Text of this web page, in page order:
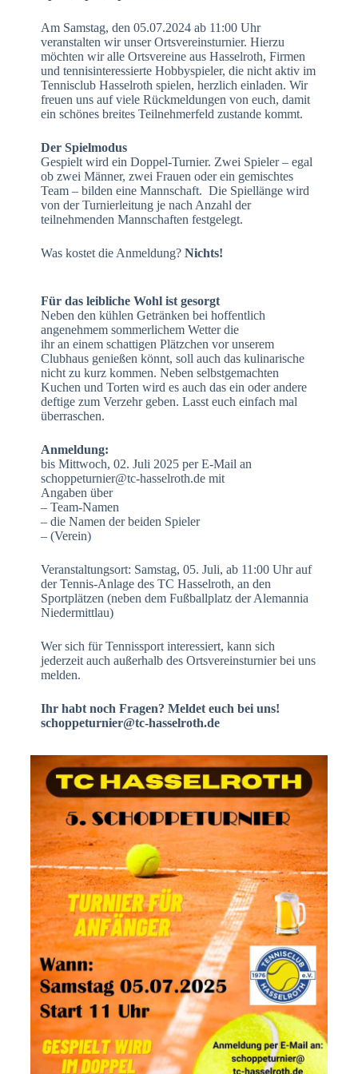
Am Samstag, den 05.07.2024 ab 11:00 Uhr
veranstalten wir unser Ortsvereinsturnier. Hierzu
möchten wir alle Ortsvereine aus Hasselroth, Firmen
und tennisinteressierte Hobbyspieler, die nicht aktiv im
Tennisclub Hasselroth spielen, herzlich einladen. Wir
freuen uns auf viele Rückmeldungen von euch, damit
ein schönes breites Teilnehmerfeld zustande kommt.
Der Spielmodus
Gespielt wird ein Doppel-Turnier. Zwei Spieler – egal
ob zwei Männer, zwei Frauen oder ein gemischtes
Team – bilden eine Mannschaft. Die Spiellänge wird
von der Turnierleitung je nach Anzahl der
teilnehmenden Mannschaften festgelegt.
Was kostet die Anmeldung? Nichts!
Für das leibliche Wohl ist gesorgt
Neben den kühlen Getränken bei hoffentlich
angenehmem sommerlichem Wetter die
ihr an einem schattigen Plätzchen vor unserem
Clubhaus genießen könnt, soll auch das kulinarische
nicht zu kurz kommen. Neben selbstgemachten
Kuchen und Torten wird es auch das ein oder andere
deftige zum Verzehr geben. Lasst euch einfach mal
überraschen.
Anmeldung:
bis Mittwoch, 02. Juli 2025 per E-Mail an
schoppeturnier@tc-hasselroth.de mit
Angaben über
– Team-Namen
– die Namen der beiden Spieler
– (Verein)
Veranstaltungsort: Samstag, 05. Juli, ab 11:00 Uhr auf
der Tennis-Anlage des TC Hasselroth, an den
Sportplätzen (neben dem Fußballplatz der Alemannia
Niedermittlau)
Wer sich für Tennissport interessiert, kann sich
jederzeit auch außerhalb des Ortsvereinsturnier bei uns
melden.
Ihr habt noch Fragen? Meldet euch bei uns!
schoppeturnier@tc-hasselroth.de